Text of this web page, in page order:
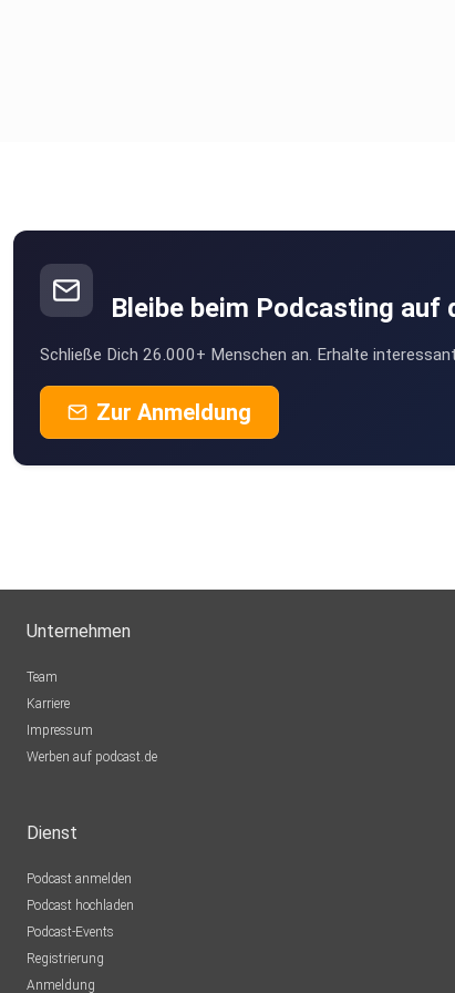
⁠⁠⁠⁠⁠⁠⁠⁠⁠⁠⁠⁠⁠⁠https://www.linkedin.com/in/luisbinder/⁠ ⁠⁠⁠⁠⁠⁠⁠⁠⁠⁠⁠⁠⁠
Instagram:
⁠⁠⁠⁠⁠⁠⁠⁠⁠⁠⁠⁠⁠https://www.instagram.com/marketingimkopf/⁠⁠⁠⁠⁠⁠⁠⁠⁠⁠⁠⁠⁠
Du hast Fragen, Anregungen oder Ideen? Melde dich
Bleibe beim Podcasting auf
Schließe Dich 26.000+ Menschen an. Erhalte
Zur Anmeldung
Unternehmen
Team
Karriere
Impressum
Werben auf podcast.de
Dienst
Podcast anmelden
Podcast hochladen
Podcast-Events
Registrierung
Anmeldung